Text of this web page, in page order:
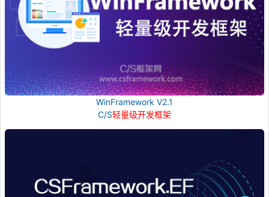
WinFramework V2.1
C/S轻量级开发框架